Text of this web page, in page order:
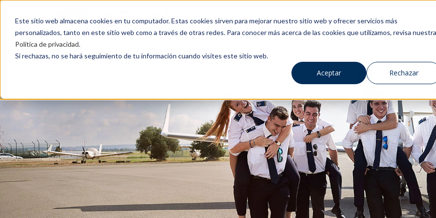
Este sitio web almacena cookies en tu computador. Estas cookies sirven para mejorar nuestro sitio web y ofrecer servicios más
personalizados, tanto en este sitio web como a través de otras redes. Para conocer más acerca de las cookies que utilizamos, revisa nuestra
Política de privacidad.
Si rechazas, no se hará seguimiento de tu información cuando visites este sitio web.
Aceptar Rechazar